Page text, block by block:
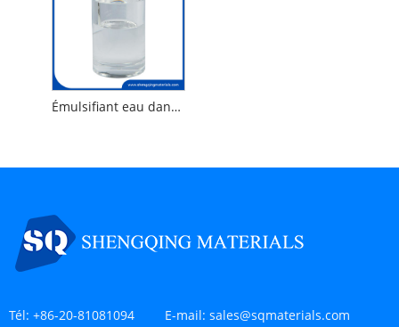
Émulsifiant eau dans huile et eau dans silicone
Tél: +86-20-81081094 E-mail: sales@sqmaterials.com